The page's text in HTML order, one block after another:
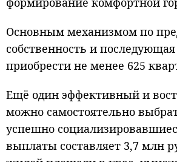
Основным механизмом по
собственность и
приобрести не менее 625
Ещё один эффективный и
можно самостоятельно
успешно
выплаты составляет 3,7 млн